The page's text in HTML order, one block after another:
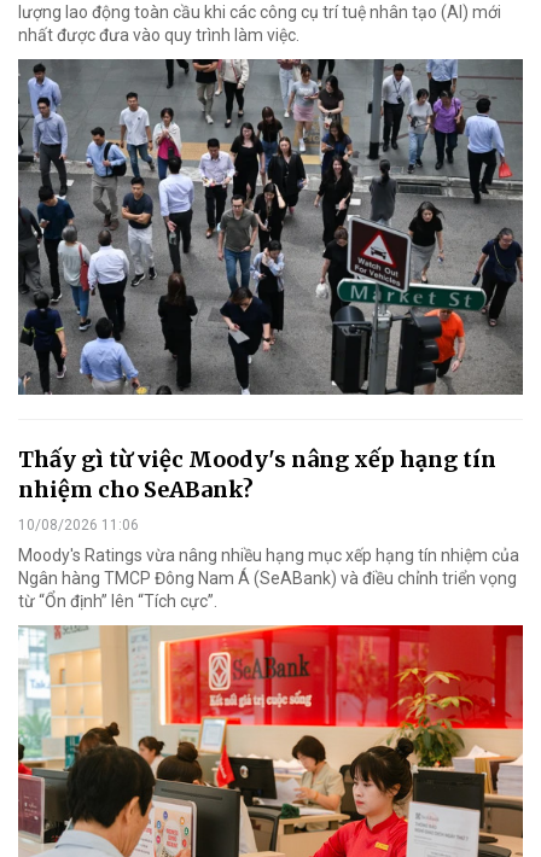
lượng lao động toàn cầu khi các công cụ trí tuệ nhân tạo (AI) mới
nhất được đưa vào quy trình làm việc.
Thấy gì từ việc Moody's nâng xếp hạng tín
nhiệm cho SeABank?
10/08/2026 11:06
Moody's Ratings vừa nâng nhiều hạng mục xếp hạng tín nhiệm của
Ngân hàng TMCP Đông Nam Á (SeABank) và điều chỉnh triển vọng
từ “Ổn định” lên “Tích cực”.